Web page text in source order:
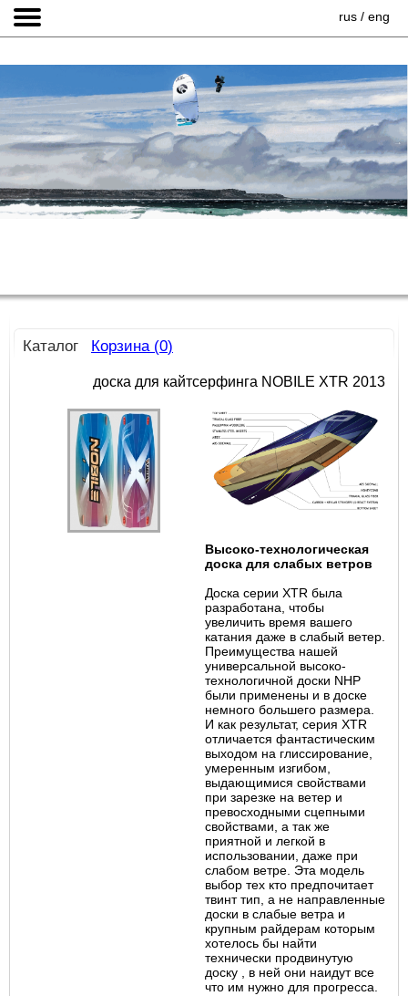
rus / eng
Каталог Корзина (0)
доска для кайтсерфинга NOBILE XTR 2013
Высоко-технологическая
доска для слабых ветров
Доска серии XTR была
разработана, чтобы
увеличить время вашего
катания даже в слабый ветер.
Преимущества нашей
универсальной высоко-
технологичной доски NHP
были применены и в доске
немного большего размера.
И как результат, серия XTR
отличается фантастическим
выходом на глиссирование,
умеренным изгибом,
выдающимися свойствами
при зарезке на ветер и
превосходными сцепными
свойствами , а так же
приятной и легкой в
использовании даже при
слабом ветре. Эта модель
выбор тех кто предпочитает
твинт тип, а не направленные
доски в слабые ветра и
крупным райдерам которым
хотелось бы найти
технически продвинутую
доску , в ней они наидут все
что им нужно для прогресса.
ГЛАВНАЯ